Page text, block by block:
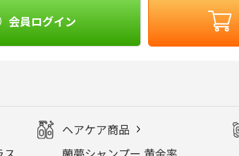
会員ログイン
ヘアケア商品